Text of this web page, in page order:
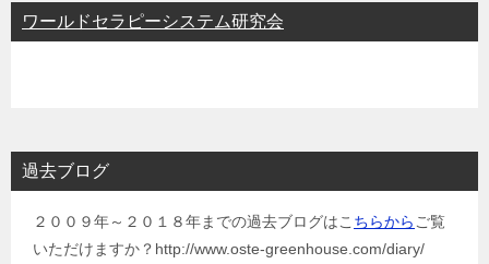
ワールドセラピーシステム研究会
過去ブログ
２００９年～２０１８年までの過去ブログはこ ちらから ご覧
いただけますか？http://www.oste-greenhouse.com/diary/